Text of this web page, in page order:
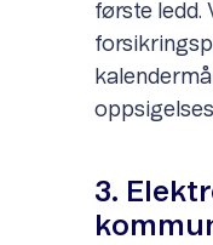
første ledd.
3.